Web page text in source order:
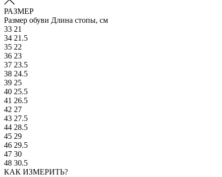
РАЗМЕР
Размер обуви Длина стопы, см
33 21
34 21.5
35 22
36 23
37 23.5
38 24.5
39 25
40 25.5
41 26.5
42 27
43 27.5
44 28.5
45 29
46 29.5
47 30
48 30.5
КАК ИЗМЕРИТЬ?